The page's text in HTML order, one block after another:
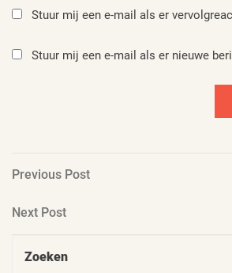
Stuur mij een e-mail als er
Stuur mij een e-mail als er nieuwe
Berichtnavigatie
Previous
Previous Post
Next
Next Post
Zoeken